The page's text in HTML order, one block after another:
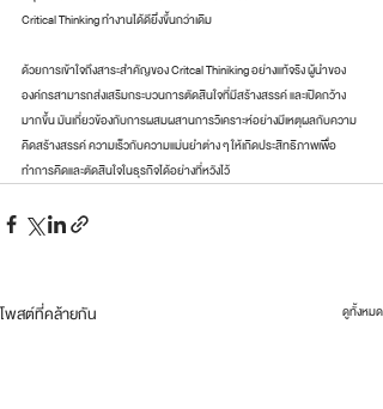
Critical Thinking ทำงานได้ดียิ่งขึ้นกว่าเดิม
ด้วยการเข้าใจถึงสาระสำคัญของ Critcal Thiniking อย่างแท้จริง ผู้นำของ
องค์กรสามารถส่งเสริมกระบวนการตัดสินใจที่มีสร้างสรรค์ และเปิดกว้าง
มากขึ้น มันเกี่ยวข้องกับการผสมผสานการวิเคราะห์อย่างมีเหตุผลกับความ
คิดสร้างสรรค์ ความเร็วกับความแม่นยำต่าง ๆ ให้เกิดประสิทธิภาพเพื่อ
ทำการคิดและตัดสินใจในธุรกิจได้อย่างที่หวังไว้
โพสต์ที่คล้ายกัน ดูทั้งหมด